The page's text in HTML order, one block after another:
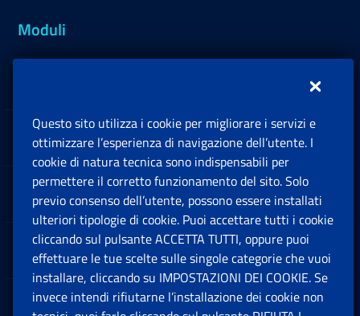
Moduli
Sedi e Contatti
Software
Note Legali
App mobile
Questo sito utilizza i cookie per migliorare i servizi e
ottimizzare l’esperienza di navigazione dell’utente. I
cookie di natura tecnica sono indispensabili per
permettere il corretto funzionamento del sito. Solo
previo consenso dell’utente, possono essere installati
ulteriori tipologie di cookie. Puoi accettare tutti i cookie
cliccando sul pulsante ACCETTA TUTTI, oppure puoi
effettuare le tue scelte sulle singole categorie che vuoi
installare, cliccando su IMPOSTAZIONI DEI COOKIE. Se
invece intendi rifiutarne l’installazione dei cookie non